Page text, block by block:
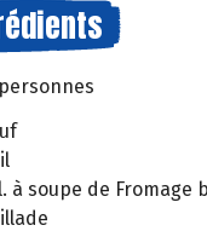
à soupe de Fromage